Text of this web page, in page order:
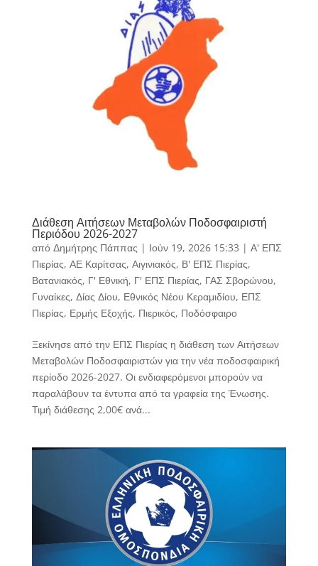
Διάθεση Αιτήσεων Μεταβολών Ποδοσφαιριστή
Περιόδου 2026-2027
από Δημήτρης Πάππας | Ιούν 19, 2026 15:33 | Α' ΕΠΣ
Πιερίας, ΑΕ Καρίτσας, Αιγινιακός, Β' ΕΠΣ Πιερίας,
Βατανιακός, Γ' Εθνική, Γ' ΕΠΣ Πιερίας, ΓΑΣ Σβορώνου,
Γυναίκες, Δίας Δίου, Εθνικός Νέου Κεραμιδίου, ΕΠΣ
Πιερίας, Ερμής Εξοχής, Πιερικός, Ποδόσφαιρο
Ξεκίνησε από την ΕΠΣ Πιερίας η διάθεση των Αιτήσεων
Μεταβολών Ποδοσφαιριστών για την νέα ποδοσφαιρική
περίοδο 2026-2027. Οι ενδιαφερόμενοι μπορούν να
παραλάβουν τα έντυπα από τα γραφεία της Ένωσης.
Τιμή διάθεσης 2,00€ ανά...